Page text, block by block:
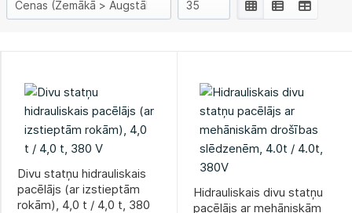
Divu statņu hidrauliskais
pacēlājs (ar izstieptām
rokām), 4,0 t / 4,0 t, 380
Hidrauliskais divu statņu
pacēlājs ar mehāniskām